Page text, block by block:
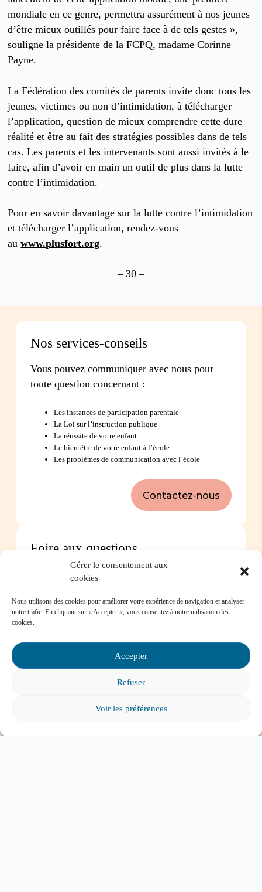
Gérer le consentement aux
cookies
Nous utilisons des cookies pour améliorer votre expérience de navigation et analyser
notre trafic. En cliquant sur « Accepter », vous consentez à notre utilisation des
cookies.
Accepter
Refuser
Voir les préférences
mondiale en ce genre, permettra assurément à nos jeunes
d’être mieux outillés pour faire face à de tels gestes »,
souligne la présidente de la FCPQ, madame Corinne
Payne.
La Fédération des comités de parents invite donc tous les
jeunes, victimes ou non d’intimidation, à télécharger
l’application, question de mieux comprendre cette dure
réalité et être au fait des stratégies possibles dans de tels
cas. Les parents et les intervenants sont aussi invités à le
faire, afin d’avoir en main un outil de plus dans la lutte
contre l’intimidation.
Pour en savoir davantage sur la lutte contre l’intimidation
et télécharger l’application, rendez-vous
auwww.plusfort.org.
– 30 –
Nos services-conseils
Vous pouvez communiquer avec nous pour
toute question concernant :
Les instances de participation parentale
La Loi sur l’instruction publique
La réussite de votre enfant
Le bien-être de votre enfant à l’école
Les problèmes de communication avec l’école
Contactez-nous
Foire aux questions
Comment favoriser la persévérance scolaire?
Mon enfant est impliqué dans une situation
d’intimidation à l’école, où puis-je trouver de